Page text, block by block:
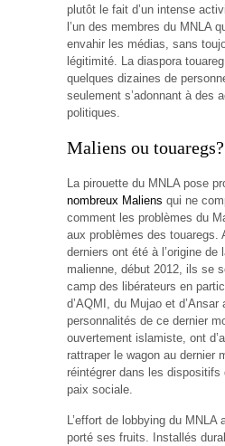
plutôt le fait d’un intense
l’un des membres du MNLA
envahir les médias, sans
légitimité. La diaspora
quelques dizaines de
seulement s’adonnant à des
politiques.
Maliens ou touaregs?
La pirouette du MNLA pose
nombreux Maliens qui ne
comment les problèmes du
aux problèmes des touaregs.
derniers ont été à l’origine de
malienne, début 2012, ils se
camp des libérateurs en
d’AQMI, du Mujao et d’Ansar
personnalités de ce dernier
ouvertement islamiste, ont
rattraper le wagon au dernier
réintégrer dans les dispositifs
paix sociale.
L’effort de lobbying du MNLA
porté ses fruits. Installés